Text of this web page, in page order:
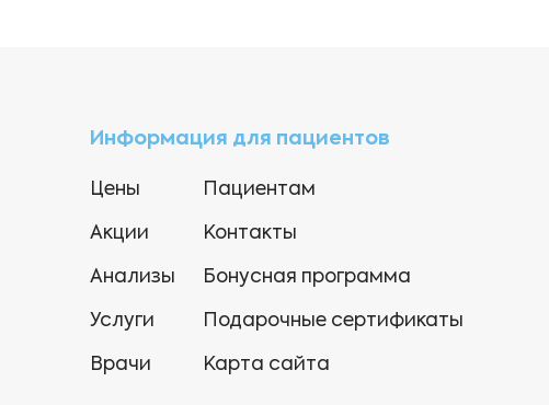
Информация для пациентов
Цены
Акции
Анализы
Услуги
Врачи
Пациентам
Контакты
Бонусная программа
Подарочные сертификаты
Карта сайта